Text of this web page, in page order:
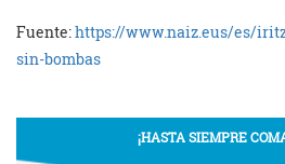
Fuente:https://www.naiz.eus/es/
sin-bombas
¡HASTA SIEMPRE